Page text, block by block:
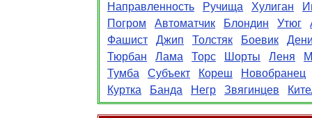
Направленность
Ручища Хулиган
Погром
Автоматчик Блондин Утюг
Фашист
Джип Толстяк Боевик
Тюрбан
Лама Торс Шорты Леня
Тумба
Субъект Кореш
Новобранец
Куртка
Банда Негр Звягинцев